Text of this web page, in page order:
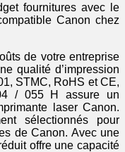
fournitures avec le
Canon chez
de votre entreprise
qualité d’impression
STMC, RoHS et CE,
/ 055 H assure un
laser Canon.
sélectionnés pour
de Canon. Avec une
offre une capacité